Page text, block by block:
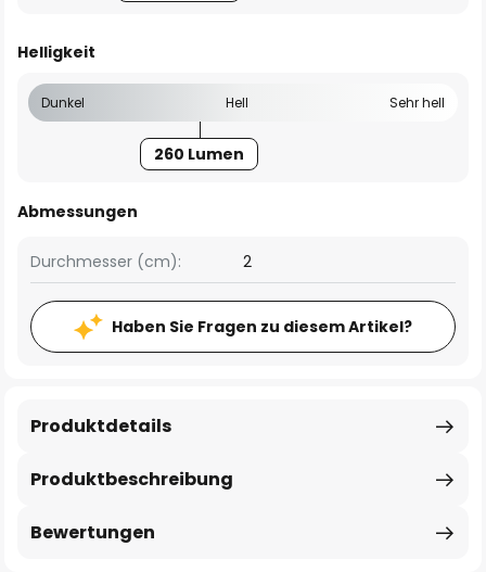
Helligkeit
Dunkel Hell Sehr hell
260 Lumen
Abmessungen
Durchmesser (cm): 2
Haben Sie Fragen zu diesem Artikel?
Produktbeschreibung
Produktdetails
Bewertungen